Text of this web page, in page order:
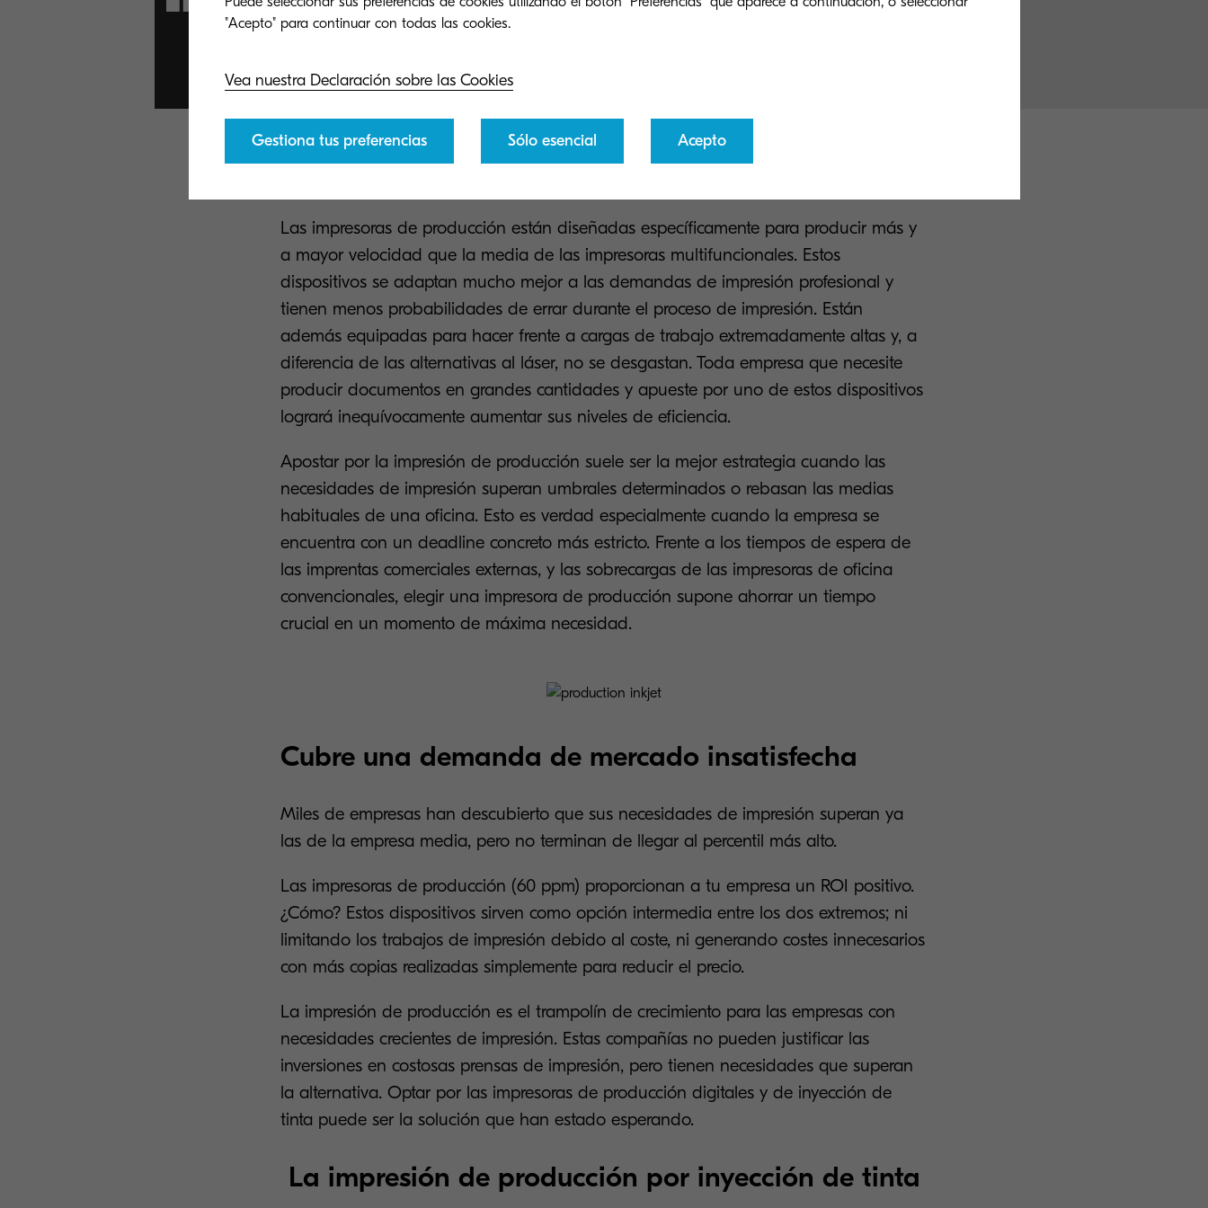
nunca antes vistas.
Producir más en menos tiempo
Las impresoras de producción están diseñadas específicamente para producir más y
a mayor velocidad que la media de las impresoras multifuncionales. Estos
dispositivos se adaptan mucho mejor a las demandas de impresión profesional y
tienen menos probabilidades de errar durante el proceso de impresión. Están
además equipadas para hacer frente a cargas de trabajo extremadamente altas y, a
diferencia de las alternativas al láser, no se desgastan. Toda empresa que necesite
producir documentos en grandes cantidades y apueste por uno de estos dispositivos
logrará inequívocamente aumentar sus niveles de eficiencia.
Apostar por la impresión de producción suele ser la mejor estrategia cuando las
necesidades de impresión superan umbrales determinados o rebasan las medias
habituales de una oficina. Esto es verdad especialmente cuando la empresa se
encuentra con un deadline concreto más estricto. Frente a los tiempos de espera de
las imprentas comerciales externas, y las sobrecargas de las impresoras de oficina
convencionales, elegir una impresora de producción supone ahorrar un tiempo
crucial en un momento de máxima necesidad.
Cubre una demanda de mercado insatisfecha
Miles de empresas han descubierto que sus necesidades de impresión superan ya
las de la empresa media, pero no terminan de llegar al percentil más alto.
Las impresoras de producción (60 ppm) proporcionan a tu empresa un ROI positivo.
¿Cómo? Estos dispositivos sirven como opción intermedia entre los dos extremos; ni
limitando los trabajos de impresión debido al coste, ni generando costes innecesarios
con más copias realizadas simplemente para reducir el precio.
La impresión de producción es el trampolín de crecimiento para las empresas con
necesidades crecientes de impresión. Estas compañías no pueden justificar las
inversiones en costosas prensas de impresión, pero tienen necesidades que superan
la alternativa. Optar por las impresoras de producción digitales y de inyección de
tinta puede ser la solución que han estado esperando.
La impresión de producción por inyección de tinta
"Acepto" para continuar con todas las cookies.
Vea nuestra Declaración sobre las Cookies
Gestiona tus preferencias Sólo esencial Acepto